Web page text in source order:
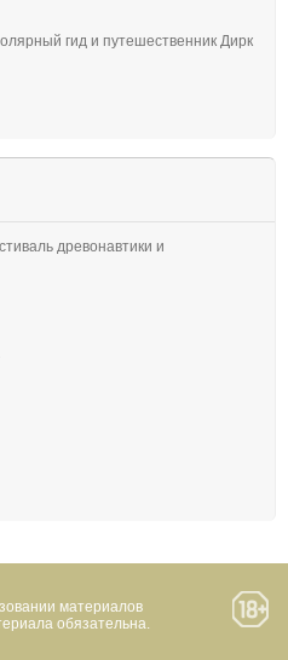
гид и путешественник Дирк
древонавтики и
материалов
обязательна.